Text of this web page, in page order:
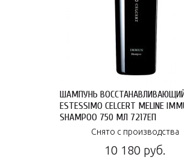
ШАМПУНЬ ВОССТАНАВЛИВАЮЩИЙ
ESTESSIMO CELCERT MELINE
SHAMPOO 750 МЛ 7217ЕП
Снято с производства
10 180 руб.